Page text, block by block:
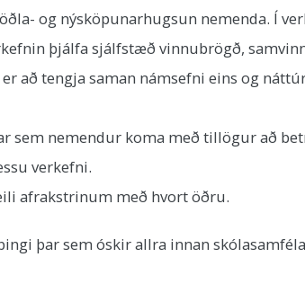
og nýsköpunarhugsun nemenda. Í
þjálfa sjálfstæð vinnubrögð,
að tengja saman námsefni eins og
nemendur koma með tillögur að
verkefni.
afrakstrinum með hvort öðru.
þar sem óskir allra innan